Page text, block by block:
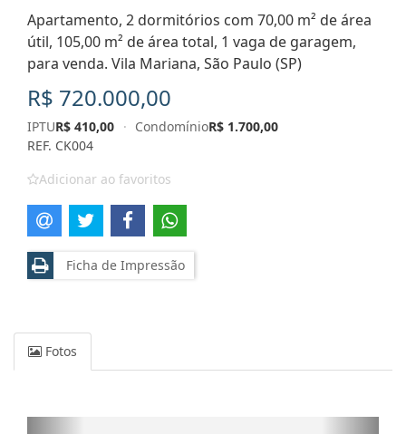
Apartamento, 2 dormitórios com 70,00 m² de área
útil, 105,00 m² de área total, 1 vaga de garagem,
para venda. Vila Mariana, São Paulo (SP)
R$ 720.000,00
IPTUR$ 410,00 · CondomínioR$ 1.700,00
REF. CK004
Adicionar ao favoritos
Ficha de Impressão
Fotos